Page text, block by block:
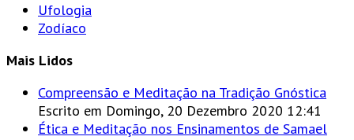
Ufologia
Zodíaco
Mais Lidos
Compreensão e Meditação na Tradição Gnóstica
Escrito em Domingo, 20 Dezembro 2020 12:41
Ética e Meditação nos Ensinamentos de Samael